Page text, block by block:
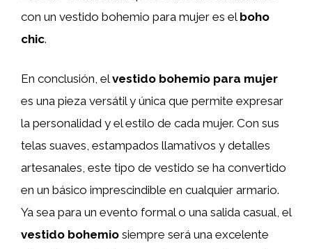
con un vestido bohemio para mujer es el boho
chic.
En conclusión, elvestido bohemio para mujer
es una pieza versátil y única que permite expresar
la personalidad y el estilo de cada mujer. Con sus
telas suaves, estampados llamativos y detalles
artesanales, este tipo de vestido se ha convertido
en un básico imprescindible en cualquier armario.
Ya sea para un evento formal o una salida casual, el
vestido bohemio siempre será una excelente